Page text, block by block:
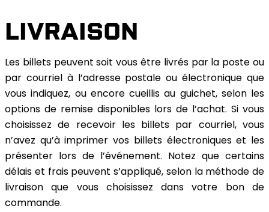
LIVRAISON
Les billets peuvent soit vous être livrés par la poste ou
par courriel à l’adresse postale ou électronique que
vous indiquez, ou encore cueillis au guichet, selon les
options de remise disponibles lors de l’achat. Si vous
choisissez de recevoir les billets par courriel, vous
n’avez qu’à imprimer vos billets électroniques et les
présenter lors de l’événement. Notez que certains
délais et frais peuvent s’appliqué, selon la méthode de
livraison que vous choisissez dans votre bon de
commande.